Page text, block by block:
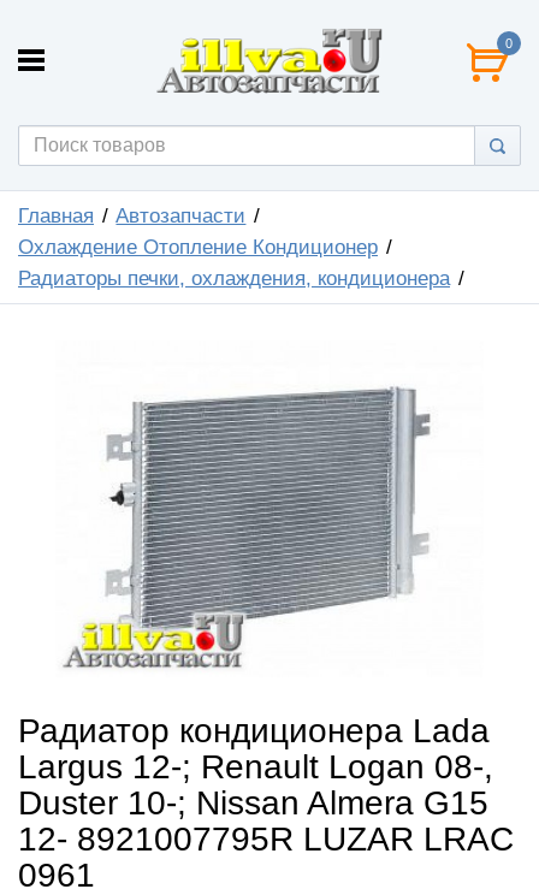
0
Главная
Автозапчасти
Охлаждение Отопление Кондиционер
Радиаторы печки, охлаждения, кондиционера
Радиатор кондиционера Lada
Largus 12-; Renault Logan 08-,
Duster 10-; Nissan Almera G15
12- 8921007795R LUZAR LRAC
0961